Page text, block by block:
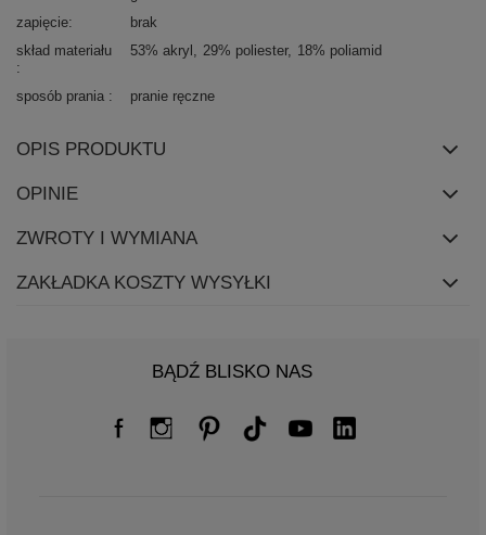
zapięcie
brak
skład materiału
53% akryl 29% poliester 18% poliamid
sposób prania pranie ręczne
OPIS PRODUKTU
OPINIE
ZWROTY I WYMIANA
ZAKŁADKA KOSZTY WYSYŁKI
BĄDŹ BLISKO NAS